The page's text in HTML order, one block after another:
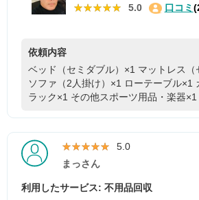
★★★★★
★★★★★ 5.0 口コミ
依頼内容
ベッド（セミダブル）×1 マットレス（
ソファ（2人掛け）×1 ローテーブル×1
ラック×1 その他スポーツ用品・楽器×1
★★★★★
★★★★★ 5.0
まっさん
利用したサービス: 不用品回収